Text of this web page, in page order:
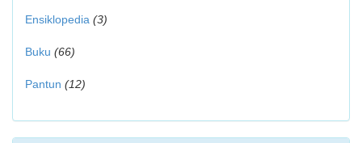
Ensiklopedia (3)
Buku (66)
Pantun (12)